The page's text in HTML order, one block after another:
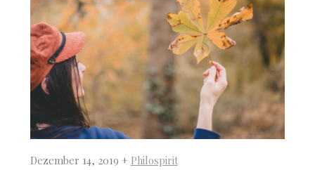
Dezember 14, 2019 + Philospirit